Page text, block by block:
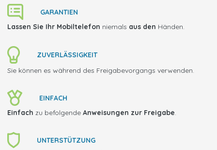
GARANTIEN
Lassen Sie Ihr Mobiltelefon niemals aus den Händen.
ZUVERLÄSSIGKEIT
Sie können es während des Freigabevorgangs verwenden.
EINFACH
Einfach zu befolgende Anweisungen zur Freigabe.
UNTERSTÜTZUNG